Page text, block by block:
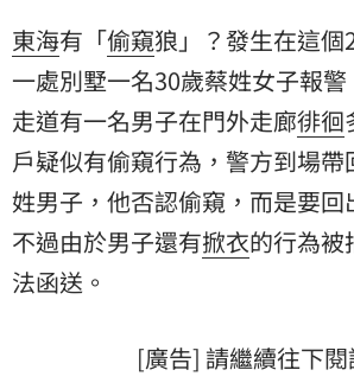
東海有「偷窺狼」？發生在這
一處別墅一名30歲蔡姓女子報
走道有一名男子在門外走廊徘徊
戶疑似有偷窺行為，警方到場帶
姓男子，他否認偷窺，而是要回
不過由於男子還有掀衣的行為被
法函送。
[廣告] 請繼續往下